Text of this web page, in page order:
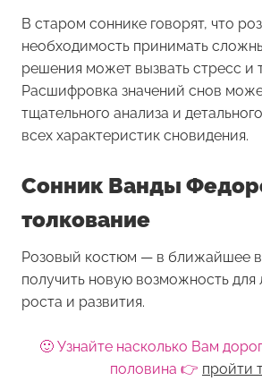
В старом соннике говорят, что
необходимость принимать
решения может вызвать стресс и
Расшифровка значений снов
тщательного анализа и
всех характеристик сновидения.
Сонник Ванды
толкование
Розовый костюм — в ближайшее
получить новую возможность для
роста и развития.
🙂 Узнайте насколько Вам
половина 👉 пройти